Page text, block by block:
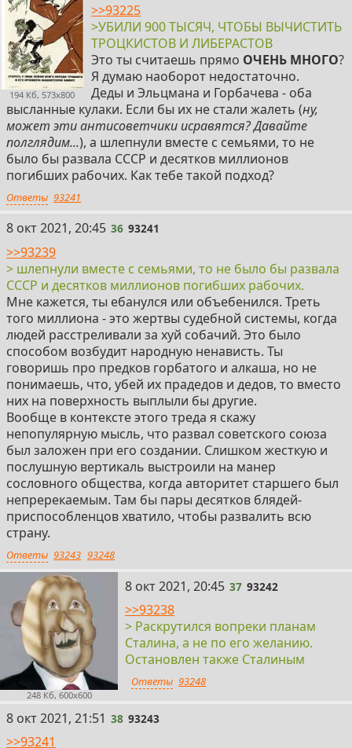
194 Кб, 573x800
>>93225
>УБИЛИ 900 ТЫСЯЧ, ЧТОБЫ ВЫЧИСТИТЬ
ТРОЦКИСТОВ И ЛИБЕРАСТОВ
Это ты считаешь прямо ОЧЕНЬ МНОГО?
Я думаю наоборот недостаточно.
Деды и Эльцмана и Горбачева - оба
высланные кулаки. Если бы их не стали жалеть (ну,
может эти антисоветчики исравятся? Давайте
полглядим...), а шлепнули вместе с семьями, то не
было бы развала СССР и десятков миллионов
погибших рабочих. Как тебе такой подход?
Ответы 93241
36
8 окт 2021, 20:45 36 93241
>>93239
> шлепнули вместе с семьями, то не было бы развала
СССР и десятков миллионов погибших рабочих.
Мне кажется, ты ебанулся или объебенился. Треть
того миллиона - это жертвы судебной системы, когда
людей расстреливали за хуй собачий. Это было
способом возбудит народную ненависть. Ты
говоришь про предков горбатого и алкаша, но не
понимаешь, что, убей их прадедов и дедов, то вместо
них на поверхность выплыли бы другие.
Вообще в контексте этого треда я скажу
непопулярную мысль, что развал советского союза
был заложен при его создании. Слишком жесткую и
послушную вертикаль выстроили на манер
сословного общества, когда авторитет старшего был
непререкаемым. Там бы пары десятков блядей-
приспособленцов хватило, чтобы развалить всю
страну.
Ответы 93243 93248
248 Кб, 600x600
37
8 окт 2021, 20:45 37 93242
>>93238
> Раскрутился вопреки планам
Сталина, а не по его желанию.
Остановлен также Сталиным
Ответы 93248
38
8 окт 2021, 21:51 38 93243
>>93241